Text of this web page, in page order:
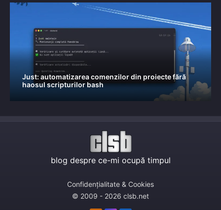
Just: automatizarea comenzilor din proiecte fără
haosul scripturilor bash
blog despre ce-mi ocupă timpul
Confidențialitate & Cookies
© 2009 - 2026 clsb.net